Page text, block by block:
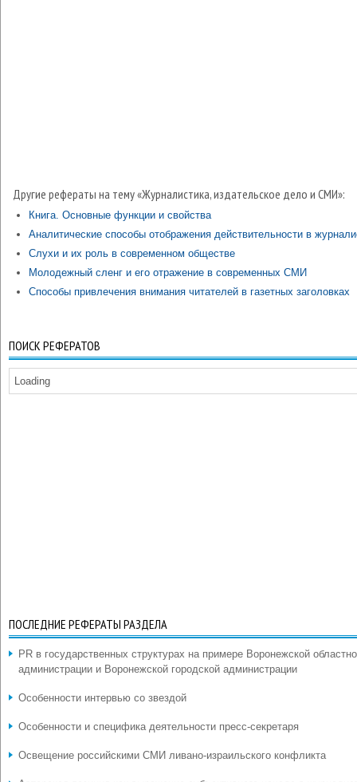
Другие рефераты на тему «Журналистика, издательское дело и СМИ»:
Книга. Основные функции и свойства
Аналитические способы отображения действительности в
Слухи и их роль в современном обществе
Молодежный сленг и его отражение в современных СМИ
Способы привлечения внимания читателей в газетных заголовках
ПОИСК РЕФЕРАТОВ
Loading
ПОСЛЕДНИЕ РЕФЕРАТЫ РАЗДЕЛА
PR в государственных структурах на примере Воронежской
администрации и Воронежской городской администрации
Особенности интервью со звездой
Особенности и специфика деятельности пресс-секретаря
Освещение российскими СМИ ливано-израильского конфликта